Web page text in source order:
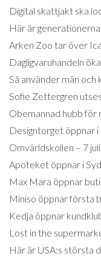
Digital skattjakt ska
Här är
Arken Zoo tar över
Dagligvaruhandeln
Så använder män och
Sofie Zettergren
Obemannad hubb för
Designtorget öppnar
Omvärldskollen – 7
Apoteket öppnar i
Max Mara öppnar
Miniso öppnar första
Kedja öppnar
Lost in the
Här är USA:s största